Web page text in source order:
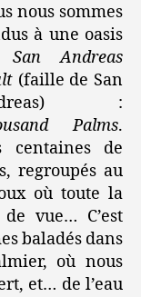
nous sommes
à une oasis
San Andreas
(faille de San
:
Palms.
centaines de
regroupés au
où toute la
vue… C’est
baladés dans
où nous
et… de l’eau